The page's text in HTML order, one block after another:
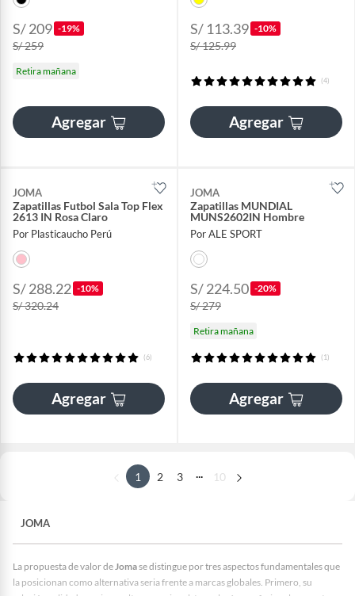
S/ 209 -19%
S/ 259
Retira mañana
Agregar
S/ 113.39 -10%
S/ 125.99
(4)
Agregar
JOMA
Zapatillas Futbol Sala Top Flex
2613 IN Rosa Claro
Por Plasticaucho Perú
S/ 288.22 -10%
S/ 320.24
(6)
Agregar
JOMA
Zapatillas MUNDIAL
MUNS2602IN Hombre
Por ALE SPORT
S/ 224.50 -20%
S/ 279
Retira mañana
(1)
Agregar
1 2 3 ... 10
JOMA
La propuesta de valor deJomase distingue por tres aspectos fundamentales que
la posicionan como alternativa seria frente a marcas globales. Primero, su